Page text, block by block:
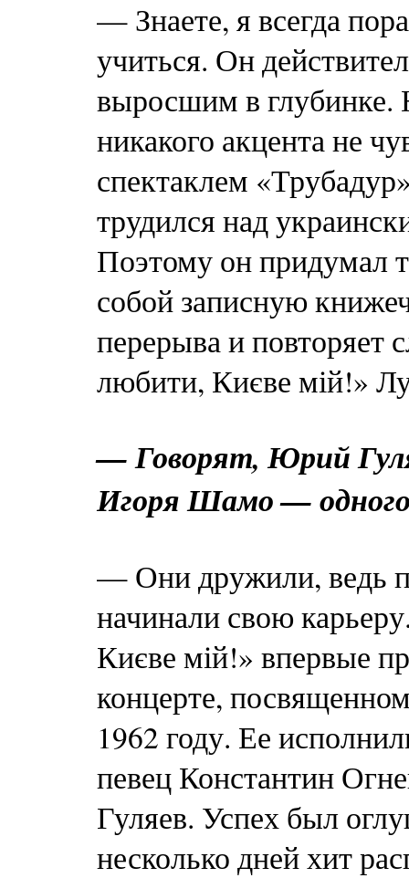
— Знаете, я всегда
учиться. Он
выросшим в глубинке.
никакого акцента не
спектаклем
трудился над
Поэтому он придумал
собой записную
перерыва и повторяет
любити, Києве мій!»
— Говорят, Юрий
Игоря Шамо — одного
— Они дружили, ведь
начинали свою
Києве мій!» впервые
концерте,
1962 году. Ее
певец Константин
Гуляев. Успех был
несколько дней хит